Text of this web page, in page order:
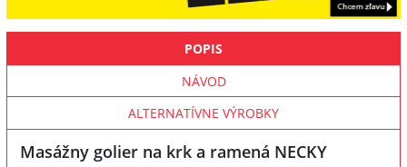
POPIS
NÁVOD
ALTERNATÍVNE VÝROBKY
Masážny golier na krk a ramená NECKY